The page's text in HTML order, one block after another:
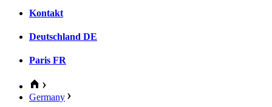
Kontakt
Deutschland DE
Paris FR
Germany